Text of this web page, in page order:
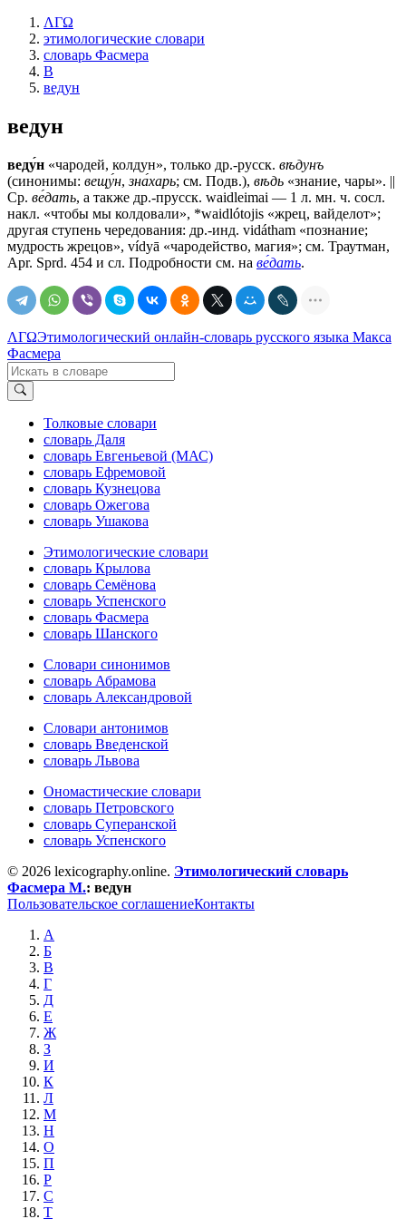
ΛΓΩ
этимологические словари
словарь Фасмера
В
ведун
ведун
веду́н «чародей, колдун», только др.-русск. вѣдунъ
(синонимы: вещу́н,зна́харь; см. Подв.), вѣдь «знание, чары». ||
Ср. ве́дать, а также др.-прусск. waidleimai — 1 л. мн. ч. сосл.
накл. «чтобы мы колдовали», *waidlótojis «жрец, вайделот»;
другая ступень чередования: др.-инд. vidátham «познание;
мудрость жрецов», vídyā «чародейство, магия»; см. Траутман,
Apr. Sprd. 454 и сл. Подробности см. на ве́дать.
ΛΓΩЭтимологический онлайн-словарь русского языка Макса
Фасмера
Толковые словари
словарь Даля
словарь Евгеньевой (МАС)
словарь Ефремовой
словарь Кузнецова
словарь Ожегова
словарь Ушакова
Этимологические словари
словарь Крылова
словарь Семёнова
словарь Успенского
словарь Фасмера
словарь Шанского
Словари синонимов
словарь Абрамова
словарь Александровой
Словари антонимов
словарь Введенской
словарь Львова
Ономастические словари
словарь Петровского
словарь Суперанской
словарь Успенского
© 2026 lexicography.online. Этимологический словарь
Фасмера М.: ведун
Пользовательское соглашениеКонтакты
А
Б
В
Г
Д
Е
Ж
З
И
К
Л
М
Н
О
П
Р
С
Т